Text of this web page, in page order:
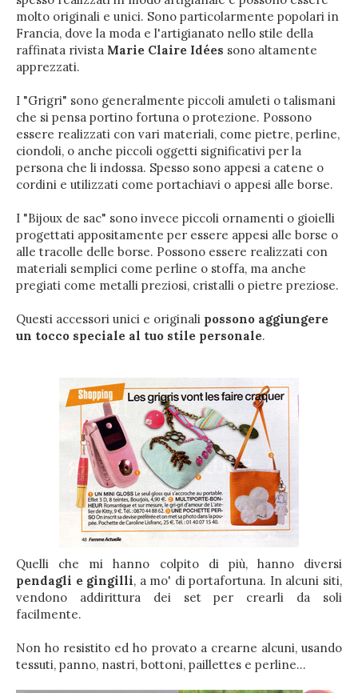
molto originali e unici. Sono particolarmente popolari in
Francia, dove la moda e l'artigianato nello stile della
raffinata rivista Marie Claire Idées sono altamente
apprezzati.
I "Grigri" sono generalmente piccoli amuleti o talismani
che si pensa portino fortuna o protezione. Possono
essere realizzati con vari materiali, come pietre, perline,
ciondoli, o anche piccoli oggetti significativi per la
persona che li indossa. Spesso sono appesi a catene o
cordini e utilizzati come portachiavi o appesi alle borse.
I "Bijoux de sac" sono invece piccoli ornamenti o gioielli
progettati appositamente per essere appesi alle borse o
alle tracolle delle borse. Possono essere realizzati con
materiali semplici come perline o stoffa, ma anche
pregiati come metalli preziosi, cristalli o pietre preziose.
Questi accessori unici e originali possono aggiungere
un tocco speciale al tuo stile personale.
Quelli che mi hanno colpito di più, hanno diversi
pendagli e gingilli, a mo' di portafortuna. In alcuni siti,
vendono addirittura dei set per crearli da soli
facilmente.
Non ho resistito ed ho provato a crearne alcuni, usando
tessuti, panno, nastri, bottoni, paillettes e perline...